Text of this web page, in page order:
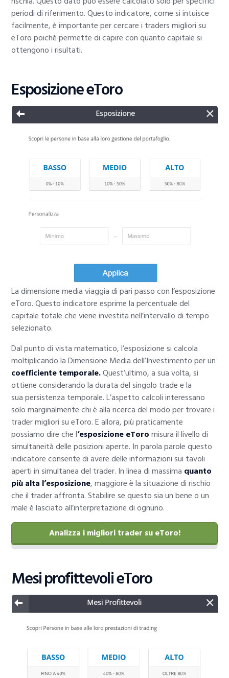
periodi di riferimento. Questo indicatore, come si intuisce
facilmente, è importante per cercare i traders migliori su
eToro poichè permette di capire con quanto capitale si
ottengono i risultati.
Esposizione eToro
La dimensione media viaggia di pari passo con l’esposizione
eToro. Questo indicatore esprime la percentuale del
capitale totale che viene investita nell’intervallo di tempo
selezionato.
Dal punto di vista matematico, l’esposizione si calcola
moltiplicando la Dimensione Media dell’Investimento per un
coefficiente temporale.Quest’ultimo, a sua volta, si
ottiene considerando la durata del singolo trade e la
sua persistenza temporale. L’aspetto calcoli interessano
solo marginalmente chi è alla ricerca del modo per trovare i
trader migliori su eToro. E allora, più praticamente
possiamo dire che l‘esposizione eToromisura il livello di
simultaneità delle posizioni aperte. In parola parole questo
indicatore consente di avere delle informazioni sui tavoli
aperti in simultanea del trader. In linea di massima quanto
più alta l’esposizione, maggiore è la situazione di rischio
che il trader affronta. Stabilire se questo sia un bene o un
male è lasciato all’interpretazione di ognuno.
Analizza i migliori trader su eToro!
Mesi profittevoli eToro